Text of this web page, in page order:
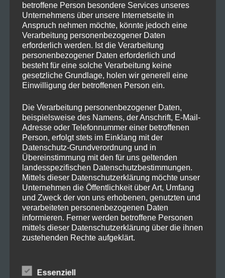
Bei Media Markt/Saturn und auch
Amazon bekommt ihr gerade die PS5 in
der Disk-Version für 449,99 €, der
momentan absolute Bestpreis. Viele
werden sich jetzt fragen, soll ich lieber
auf eine Slim-Version warten? Und ich
würde sagen, muss nicht sein.
Eine Slim-Version ist nie leistungsstärker,
sondern nur kleiner und stromsparender.
lohnt es sich aber eventuell, auf eine Pro-
betroffene Person besondere Services unseres
Unternehmens über unsere Internetseite in
Anspruch nehmen möchte, könnte jedoch eine
Verarbeitung personenbezogener Daten
erforderlich werden. Ist die Verarbeitung
personenbezogener Daten erforderlich und
besteht für eine solche Verarbeitung keine
gesetzliche Grundlage, holen wir generell eine
Einwilligung der betroffenen Person ein.
Die Verarbeitung personenbezogener Daten,
beispielsweise des Namens, der Anschrift, E-Mail-
Adresse oder Telefonnummer einer betroffenen
Person, erfolgt stets im Einklang mit der
Datenschutz-Grundverordnung und in
Übereinstimmung mit den für uns geltenden
landesspezifischen Datenschutzbestimmungen.
Mittels dieser Datenschutzerklärung möchte unser
Unternehmen die Öffentlichkeit über Art, Umfang
und Zweck der von uns erhobenen, genutzten und
verarbeiteten personenbezogenen Daten
informieren. Ferner werden betroffene Personen
mittels dieser Datenschutzerklärung über die ihnen
zustehenden Rechte aufgeklärt.
zahlreiche technische und organisatorische
Essenziell